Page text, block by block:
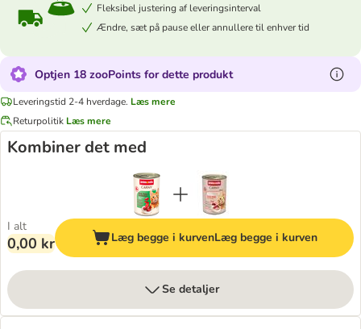
Fleksibel justering af leveringsinterval
Ændre, sæt på pause eller annullere til enhver tid
Optjen 18 zooPoints for dette produkt
Leveringstid 2-4 hverdage. Læs mere
Returpolitik Læs mere
Kombiner det med
I alt
0,00 kr Læg begge i kurvenLæg begge i kurven
Se detaljer